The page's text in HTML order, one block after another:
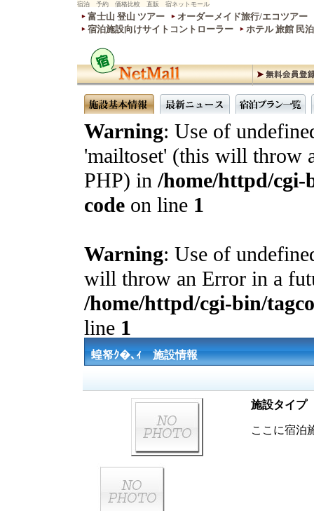
宿泊 予約 価格比較 直販 宿ネットモール
富士山 登山 ツアー
オーダーメイド旅行/エコツアー
宿泊施設向けサイトコントローラー
ホテル 旅館 民
Warning: Use of
'mailtoset' (this will throw
PHP) in/home/httpd/cgi-
code on line 1
Warning: Use of
will throw an Error in a
/home/httpd/cgi-bin/
line 1
蝗帑ｸ�､ｨ 施設情報
施設タイプ
ここに宿泊